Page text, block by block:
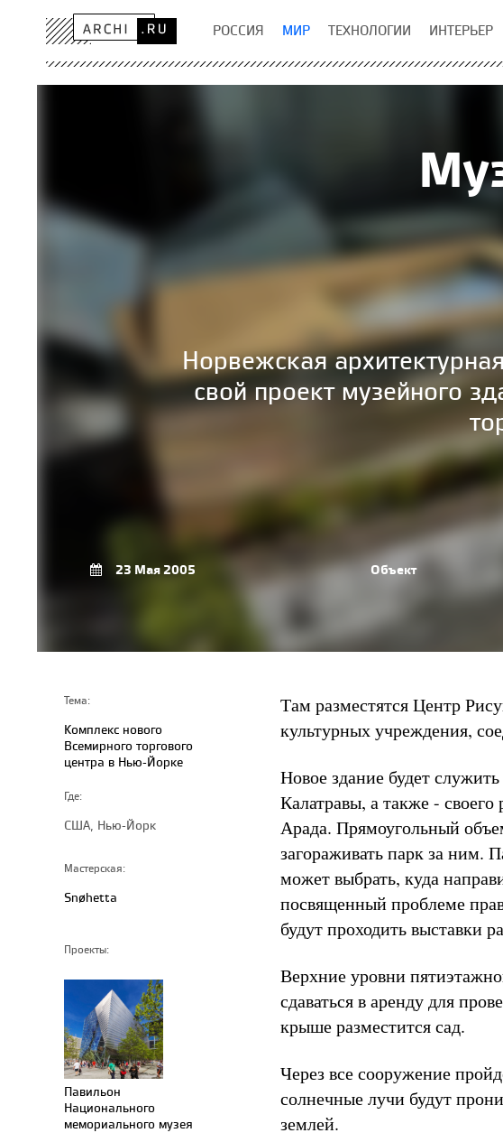
РОССИЯ МИР ТЕХНОЛОГИИ ИНТЕРЬЕР
Норвежская
свой проект музейного
23 Мая 2005 Объект
Тема:
Комплекс нового
Всемирного торгового
центра в Нью-Йорке
Где:
США, Нью-Йорк
Мастерская:
Snøhetta
Проекты:
Павильон
Национального
мемориального музея
Там разместятся Центр
культурных учреждения,
Новое здание будет
Калатравы, а также -
Арада. Прямоугольный
загораживать парк за ним.
может выбрать, куда
посвященный проблеме
будут проходить выставки
Верхние уровни
сдаваться в аренду для
крыше разместится сад.
Через все сооружение
солнечные лучи будут
землей.